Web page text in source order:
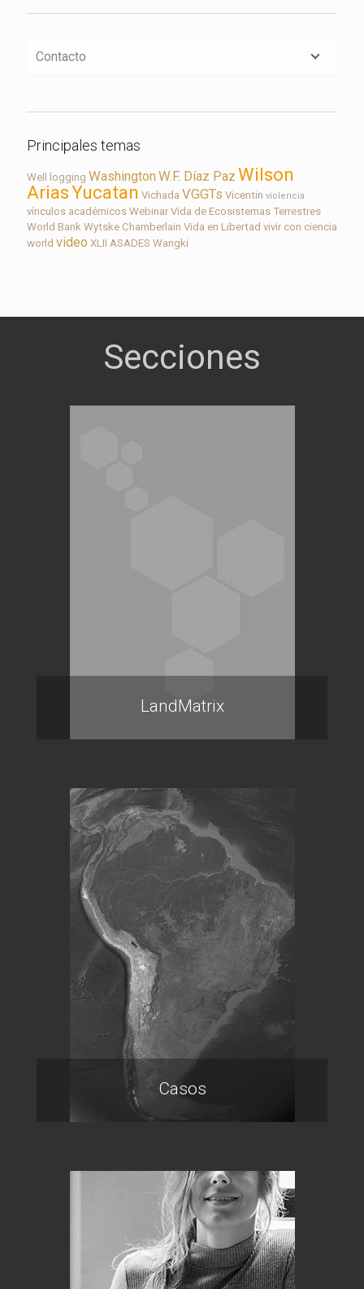
Contacto
Principales temas
Well logging WashingtonW.F. Díaz Paz Wilson
AriasYucatan Vichada VGGTs Vicentin violencia
vínculos académicos Webinar Vida de Ecosistemas Terrestres
World Bank Wytske Chamberlain Vida en Libertad vivir con ciencia
world video XLII ASADES Wangki
LandMatrix
Casos